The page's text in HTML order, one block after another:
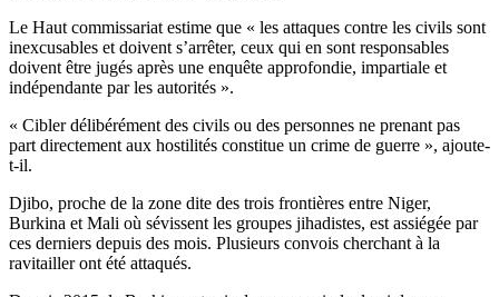
Le Haut commissariat estime que « les attaques contre les civils sont
inexcusables et doivent s’arrêter, ceux qui en sont responsables
doivent être jugés après une enquête approfondie, impartiale et
indépendante par les autorités ».
« Cibler délibérément des civils ou des personnes ne prenant pas
part directement aux hostilités constitue un crime de guerre », ajoute-
t-il.
Djibo, proche de la zone dite des trois frontières entre Niger,
Burkina et Mali où sévissent les groupes jihadistes, est assiégée par
ces derniers depuis des mois. Plusieurs convois cherchant à la
ravitailler ont été attaqués.